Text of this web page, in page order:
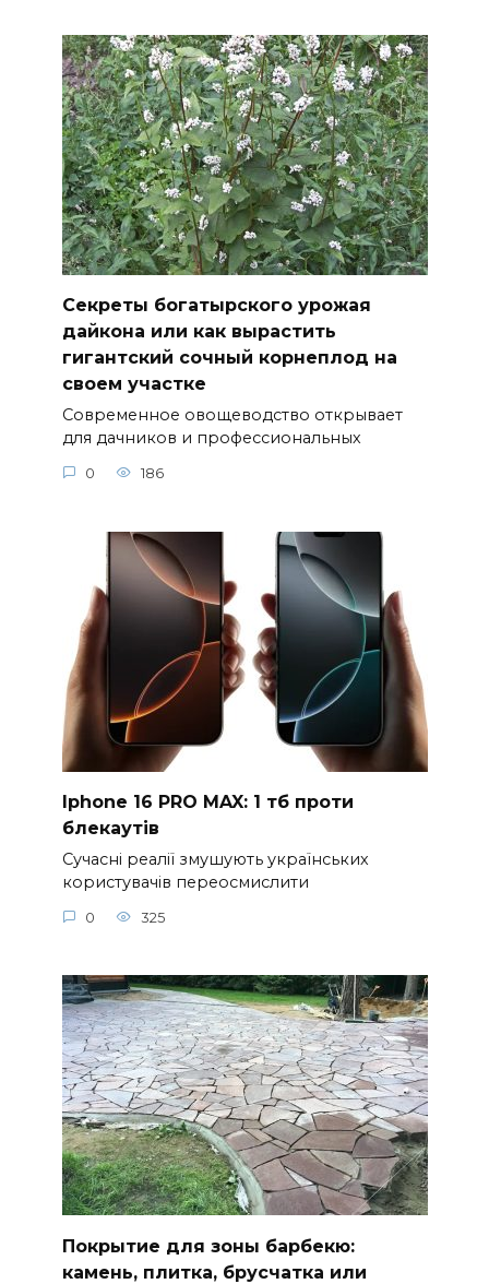
Секреты богатырского урожая
дайкона или как вырастить
гигантский сочный корнеплод на
своем участке
Современное овощеводство открывает
для дачников и профессиональных
0 186
Iphone 16 PRO MAX: 1 тб проти
блекаутів
Сучасні реалії змушують українських
користувачів переосмислити
0 325
Покрытие для зоны барбекю:
камень, плитка, брусчатка или